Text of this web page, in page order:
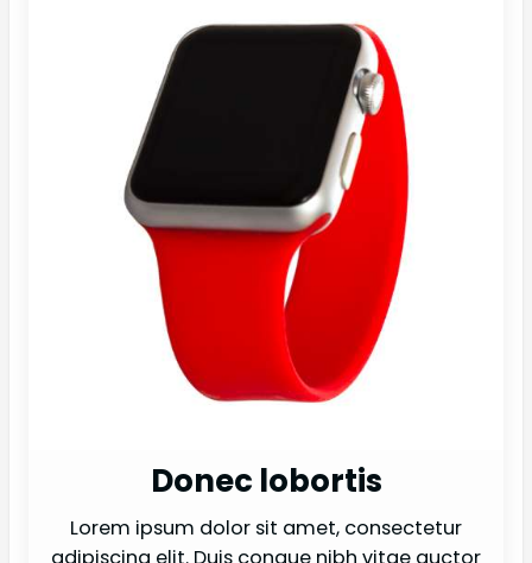
Donec lobortis
Lorem ipsum dolor sit amet, consectetur
adipiscing elit. Duis congue nibh vitae auctor